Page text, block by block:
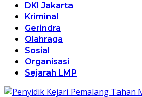
DKI Jakarta
Kriminal
Gerindra
Olahraga
Sosial
Organisasi
Sejarah LMP